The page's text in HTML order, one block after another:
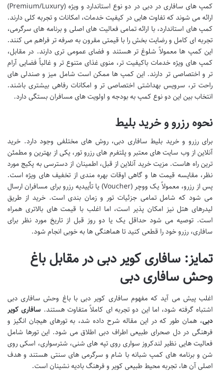
کمپ های سافاری در دبی در دو نوع استاندارد و ویژه (Premium/Luxury)
ارائه می شوند که تفاوت هایی در کیفیت خدمات، امکانات و تجربه کلی دارند.
کمپ های استاندارد، با ارائه تمامی فعالیت های اصلی و برنامه های سرگرمی،
تجربه ای کامل و رضایت بخش را با قیمتی مقرون به صرفه تر فراهم می کنند.
این کمپ ها معمولاً شلوغ تر هستند و فضای عمومی تری دارند. در مقابل،
کمپ های ویژه خدمات باکیفیت تر، منوی غذای متنوع تر و غالباً فضایی آرام
تر و اختصاصی تر دارند. این کمپ ها ممکن است شامل میز و صندلی های
راحت تر، سرویس بهداشتی اختصاصی تر و امکانات رفاهی بیشتری باشند.
انتخاب بین این دو نوع کمپ به بودجه و اولویت های مسافران بستگی دارد.
نحوه رزرو و خرید بلیط
برای رزرو و خرید بلیط سافاری دبی، روش های مختلفی وجود دارد. خرید
آنلاین از وب سایت های معتبر و پلتفرم های رزرو تور، یکی از بهترین و مطمئن
ترین راه هاست. مزیت خرید آنلاین از قبل، اطمینان از دسترسی به پکیج مورد
نظر، مقایسه قیمت ها و گاهی اوقات بهره مندی از تخفیف های ویژه است.
پس از رزرو، معمولاً یک ووچر (Voucher) یا تأییدیه رزرو برای مسافران ارسال
می شود که شامل تمامی جزئیات تور و زمان بندی است. خرید از طریق
لیدرهای هتل نیز امکان پذیر است، اما اغلب با قیمت های بالاتری همراه
است. توصیه می شود حداقل یک یا دو روز قبل از تاریخ مورد نظر برای
سافاری، رزرو خود را قطعی کنید تا هماهنگی ها به خوبی انجام شود.
تمایز: سافاری کویر دبی در مقابل باغ
وحش سافاری دبی
اغلب پیش می آید که مفهوم سافاری کویر دبی با باغ وحش سافاری دبی
اشتباه گرفته شود، اما این دو تجربه ای کاملاً متفاوت هستند. سافاری کویر
دبی، همان طور که در این مقاله شرح داده شد، به تورهای هیجان انگیز و
فرهنگی در دل صحرای طبیعی اطراف دبی اطلاق می شود. این تورها شامل
فعالیت هایی نظیر لندکروز سواری روی تپه های شنی، شترسواری، اسکی روی
شن و برنامه های کمپ شبانه با شام و سرگرمی های سنتی هستند و هدف
اصلی آن ها، تجربه محیط طبیعی کویر و فرهنگ بادیه نشینان است.